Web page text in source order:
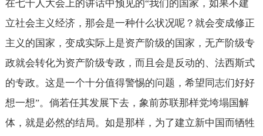
在七千人大会上的讲话中预见的“我们的国家，如果不建
立社会主义经济，那会是一种什么状况呢？就会变成修正
主义的国家，变成实际上是资产阶级的国家，无产阶级专
政就会转化为资产阶级专政，而且会是反动的、法西斯式
的专政。这是一个十分值得警惕的问题，希望同志们好好
想一想”。倘若任其发展下去，象前苏联那样党垮塌国解
体，就是必然的结局。如是那样，为了建立新中国而牺牲